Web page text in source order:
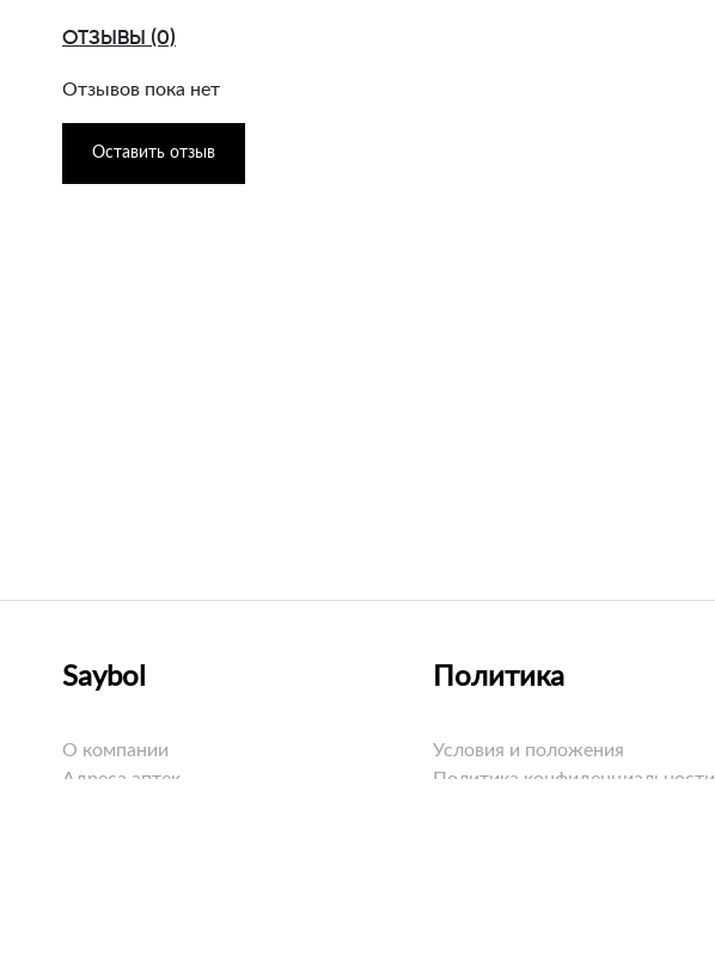
ОТЗЫВЫ (0)
Отзывов пока нет
Оставить отзыв
Saybol
О компании
Адреса аптек
Политика
Условия и положения
Политика конфиденциальности